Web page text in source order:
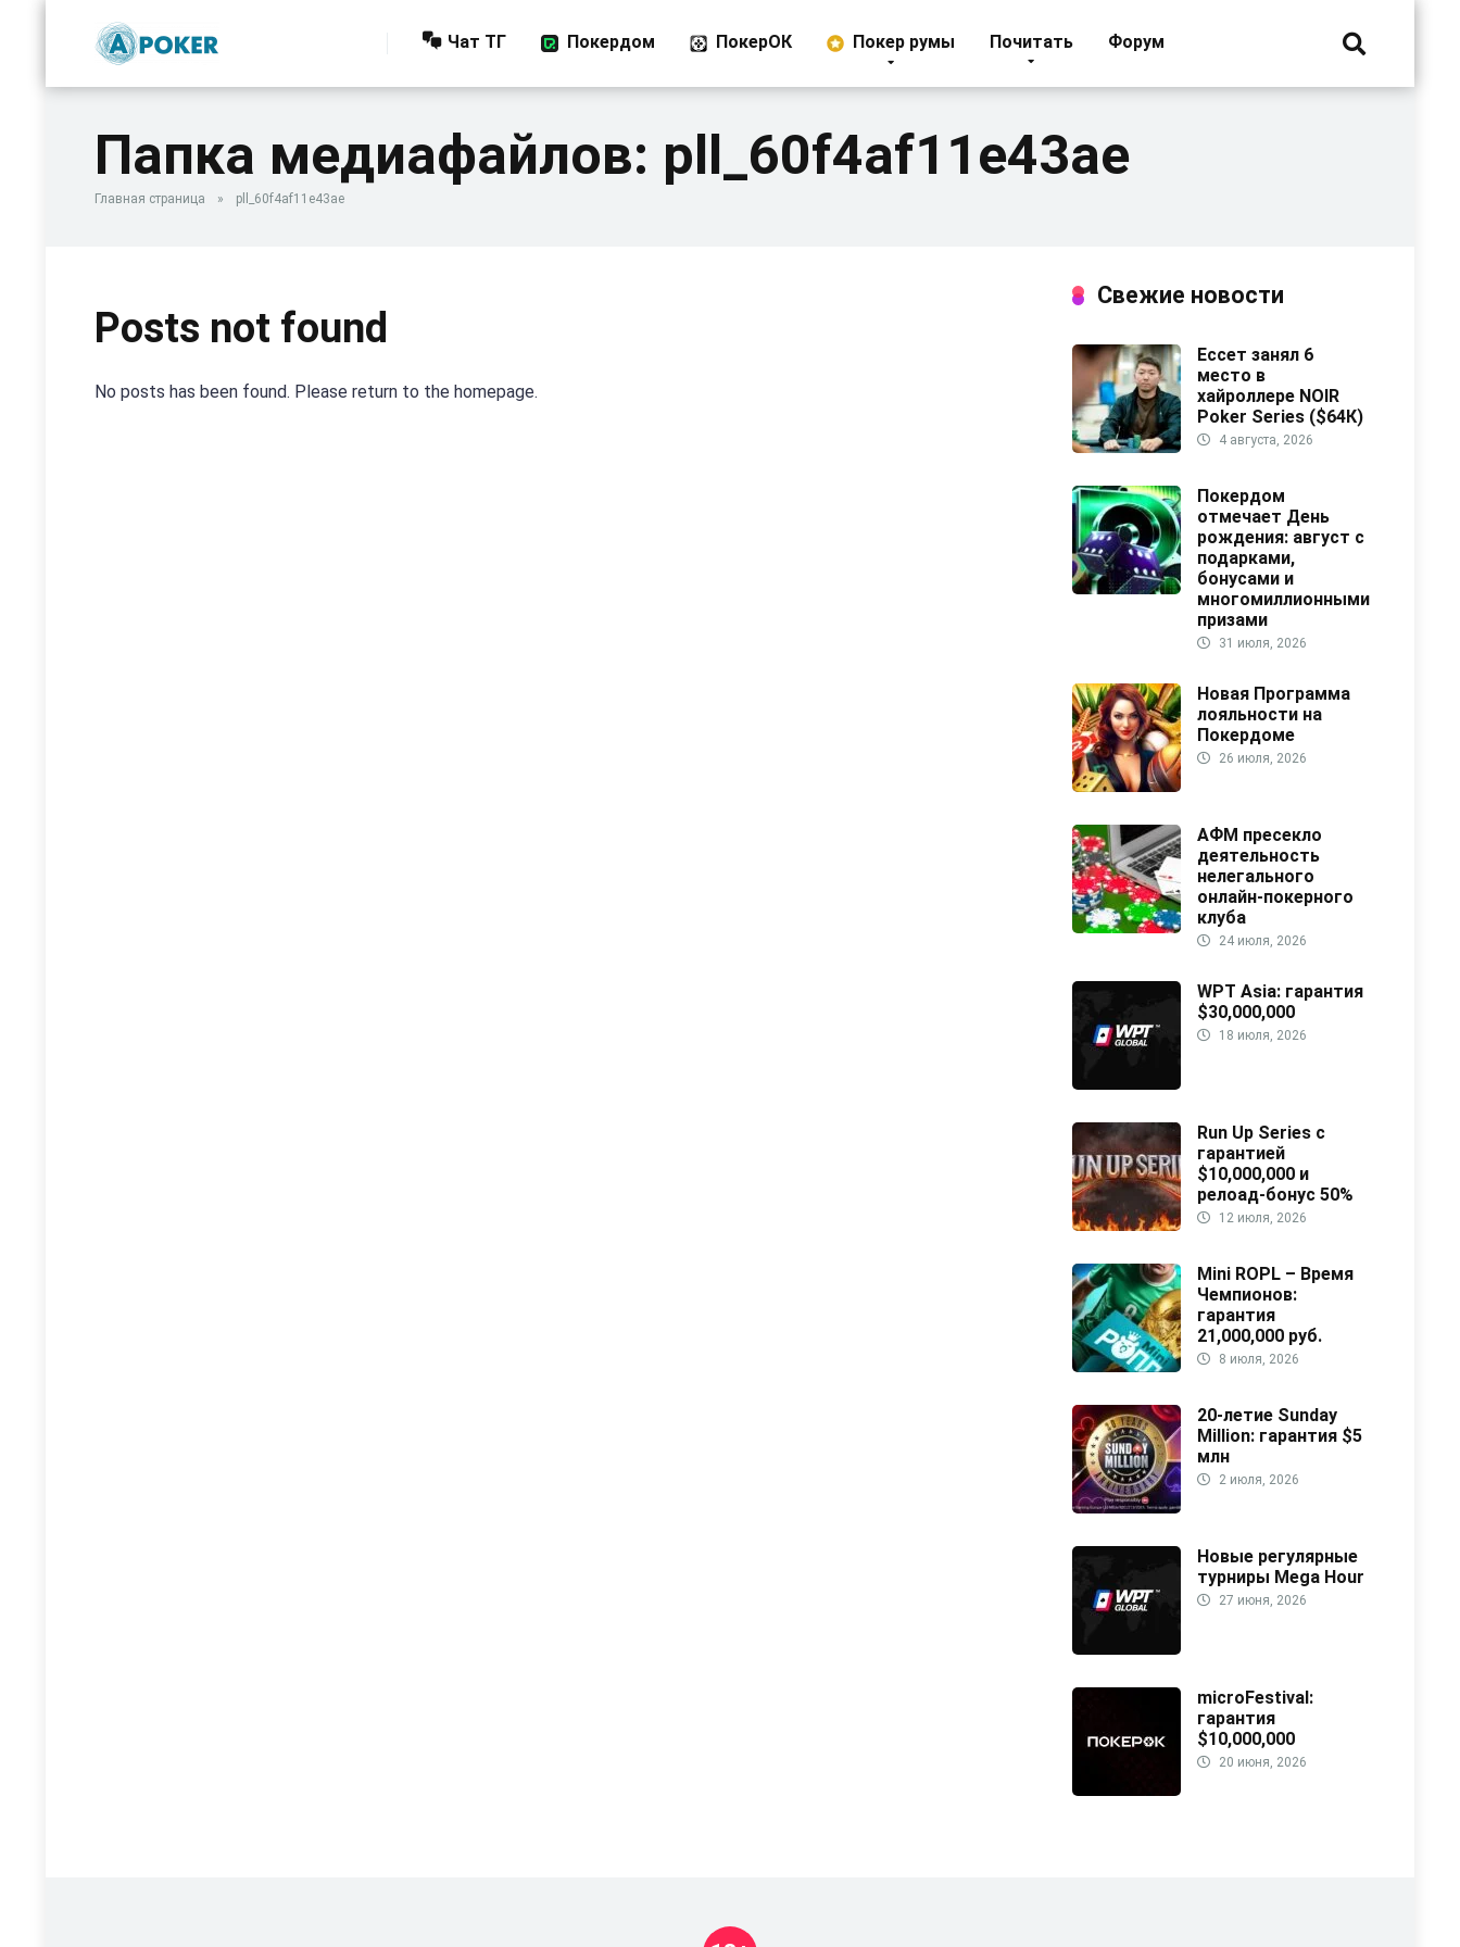
Чат ТГ Покердом ПокерОК Покер румы Почитать Форум
Папка медиафайлов: pll_60f4af11e43ae
Главная страница » pll_60f4af11e43ae
Posts not found
No posts has been found. Please return to the homepage.
Свежие новости
Ессет занял 6
место в
хайроллере NOIR
Poker Series ($64К)
4 августа, 2026
Покердом
отмечает День
рождения: август с
подарками,
бонусами и
многомиллионными
призами
31 июля, 2026
Новая Программа
лояльности на
Покердоме
26 июля, 2026
АФМ пресекло
деятельность
нелегального
онлайн-покерного
клуба
24 июля, 2026
WPT Asia: гарантия
$30,000,000
18 июля, 2026
Run Up Series с
гарантией
$10,000,000 и
релоад-бонус 50%
12 июля, 2026
Mini ROPL – Время
Чемпионов:
гарантия
21,000,000 руб.
8 июля, 2026
20-летие Sunday
Million: гарантия $5
млн
2 июля, 2026
Новые регулярные
турниры Mega Hour
27 июня, 2026
microFestival:
гарантия
$10,000,000
20 июня, 2026